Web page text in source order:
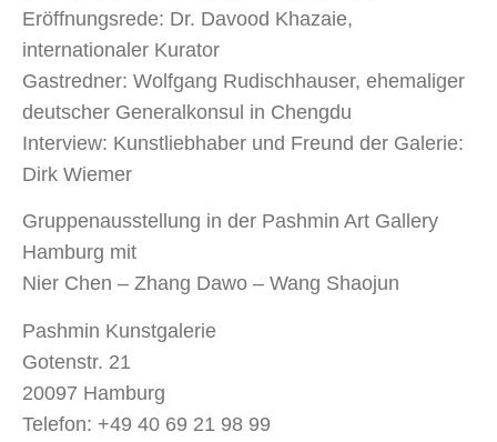
Eröffnungsrede: Dr. Davood Khazaie,
internationaler Kurator
Gastredner: Wolfgang Rudischhauser, ehemaliger
deutscher Generalkonsul in Chengdu
Interview: Kunstliebhaber und Freund der Galerie:
Dirk Wiemer
Gruppenausstellung in der Pashmin Art Gallery
Hamburg mit
Nier Chen – Zhang Dawo – Wang Shaojun
Pashmin Kunstgalerie
Gotenstr. 21
20097 Hamburg
Telefon: +49 40 69 21 98 99